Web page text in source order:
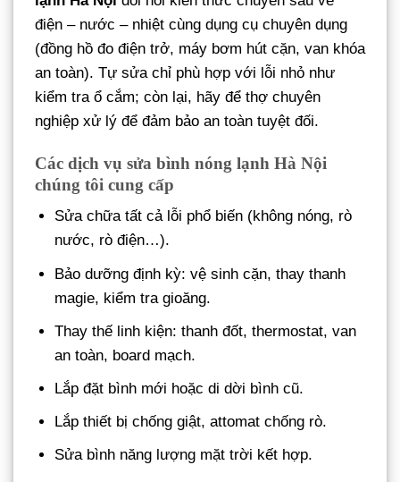
điện – nước – nhiệt cùng dụng cụ chuyên dụng
(đồng hồ đo điện trở, máy bơm hút cặn, van khóa
an toàn). Tự sửa chỉ phù hợp với lỗi nhỏ như
kiểm tra ổ cắm; còn lại, hãy để thợ chuyên
nghiệp xử lý để đảm bảo an toàn tuyệt đối.
Các dịch vụ sửa bình nóng lạnh Hà Nội
chúng tôi cung cấp
Sửa chữa tất cả lỗi phổ biến (không nóng, rò
nước, rò điện…).
Bảo dưỡng định kỳ: vệ sinh cặn, thay thanh
magie, kiểm tra gioăng.
Thay thế linh kiện: thanh đốt, thermostat, van
an toàn, board mạch.
Lắp đặt bình mới hoặc di dời bình cũ.
Lắp thiết bị chống giật, attomat chống rò.
Sửa bình năng lượng mặt trời kết hợp.